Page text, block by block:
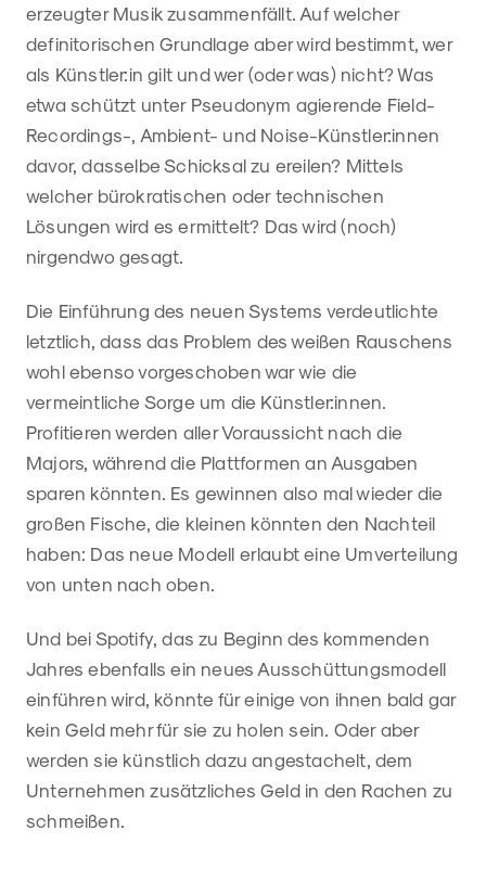
erzeugter Musik zusammenfällt. Auf welcher
definitorischen Grundlage aber wird bestimmt, wer
als Künstler:in gilt und wer (oder was) nicht? Was
etwa schützt unter Pseudonym agierende Field-
Recordings-, Ambient- und Noise-Künstler:innen
davor, dasselbe Schicksal zu ereilen? Mittels
welcher bürokratischen oder technischen
Lösungen wird es ermittelt? Das wird (noch)
nirgendwo gesagt.
Die Einführung des neuen Systems verdeutlichte
letztlich, dass das Problem des weißen Rauschens
wohl ebenso vorgeschoben war wie die
vermeintliche Sorge um die Künstler:innen.
Profitieren werden aller Voraussicht nach die
Majors, während die Plattformen an Ausgaben
sparen könnten. Es gewinnen also mal wieder die
großen Fische, die kleinen könnten den Nachteil
haben: Das neue Modell erlaubt eine Umverteilung
von unten nach oben.
Und bei Spotify, das zu Beginn des kommenden
Jahres ebenfalls ein neues Ausschüttungsmodell
einführen wird, könnte für einige von ihnen bald gar
kein Geld mehr für sie zu holen sein. Oder aber
werden sie künstlich dazu angestachelt, dem
Unternehmen zusätzliches Geld in den Rachen zu
schmeißen.